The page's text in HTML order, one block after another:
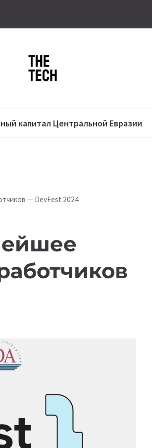
капитал Центральной Евразии
— DevFest 2024